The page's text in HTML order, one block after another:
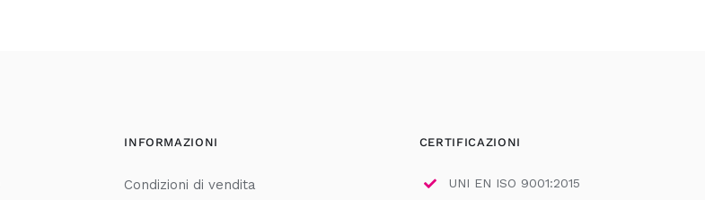
INFORMAZIONI
Condizioni di vendita
CERTIFICAZIONI
UNI EN ISO 9001:2015